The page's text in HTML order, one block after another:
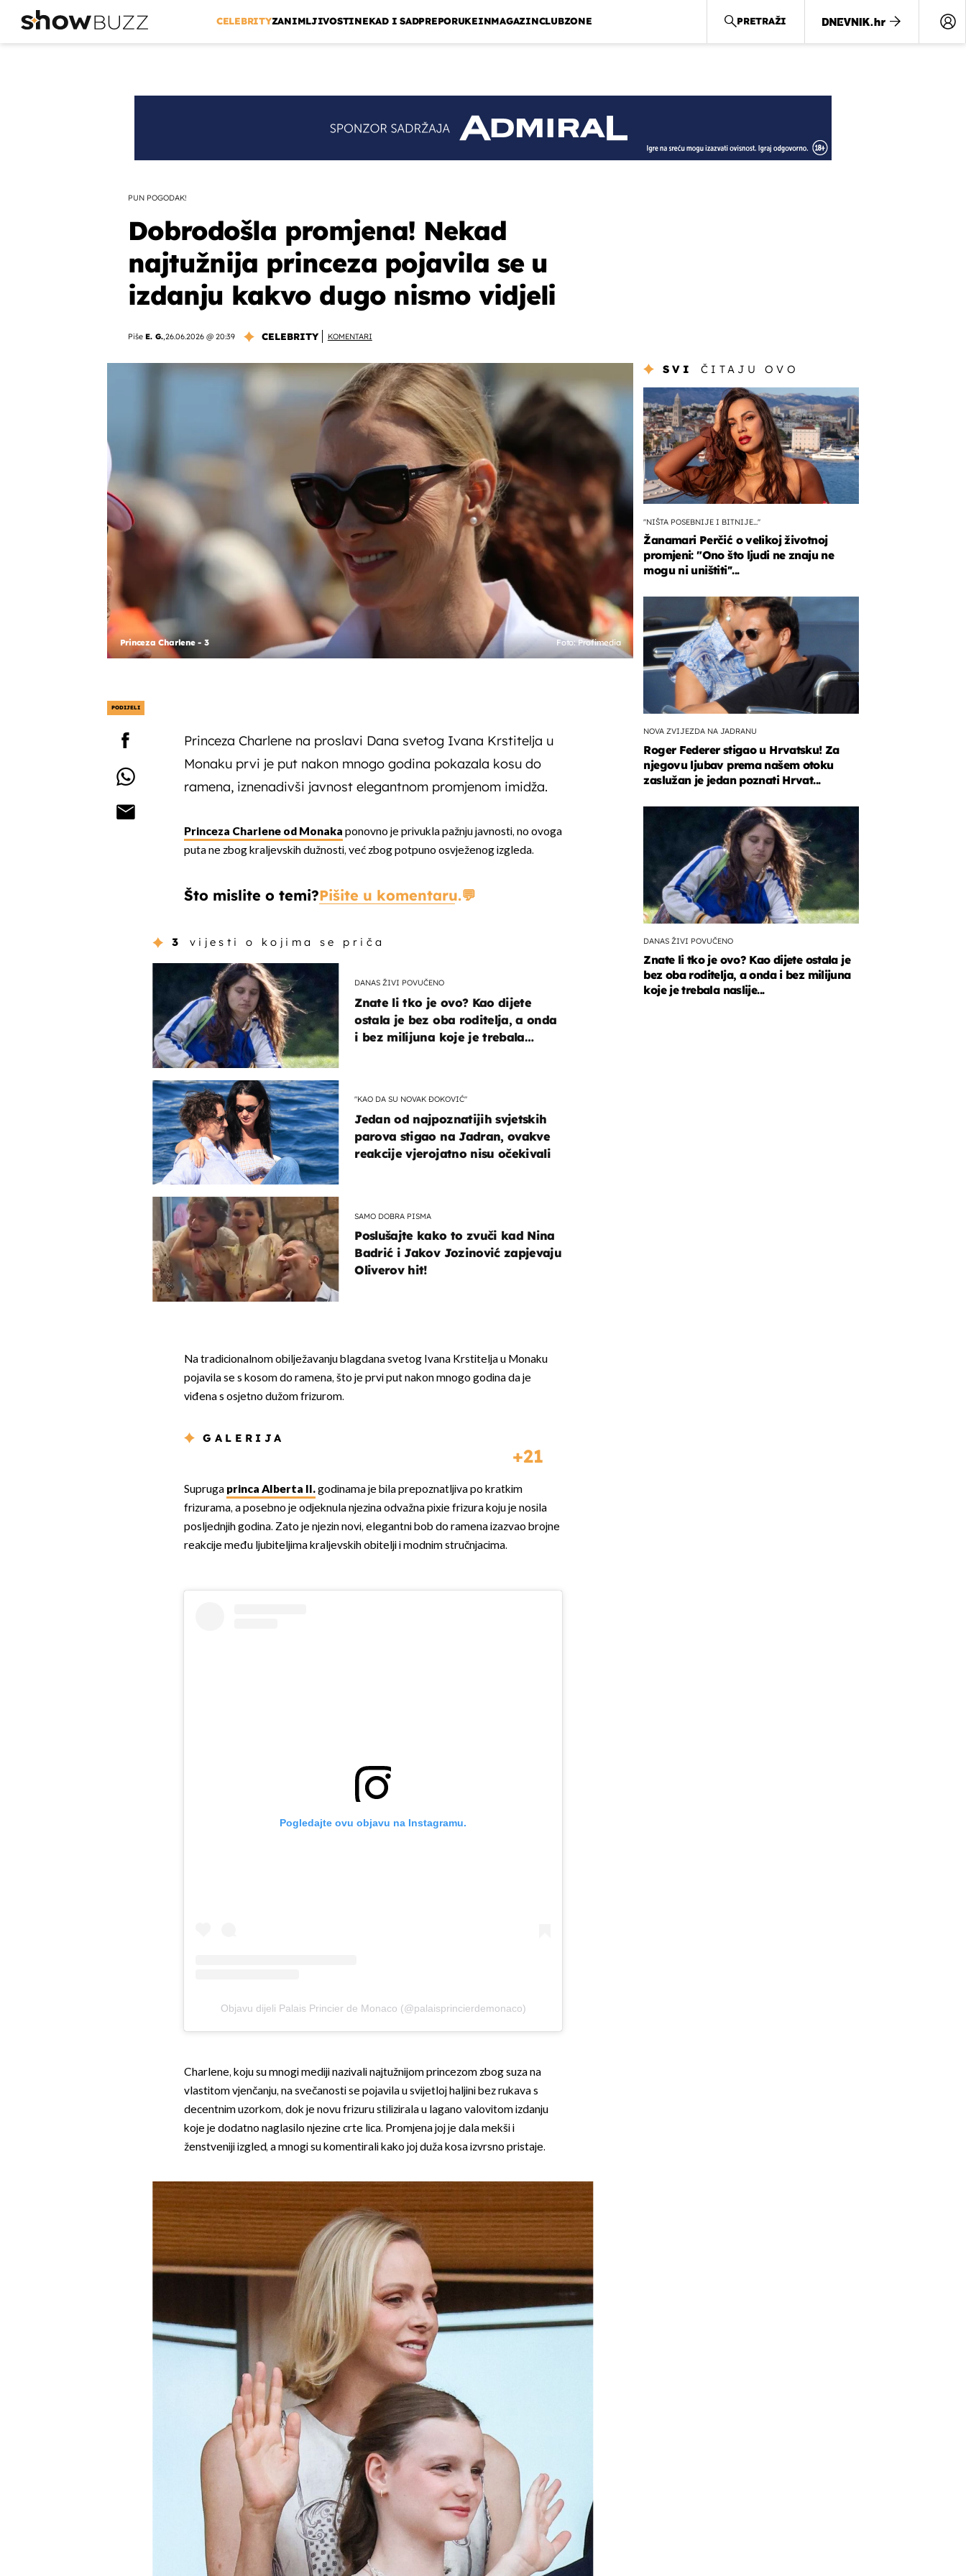
CELEBRITYZANIMLJIVOSTINEKAD I SADPREPORUKEINMAGAZINCLUBZONE PRETRAŽI
PUN POGODAK!
Dobrodošla promjena! Nekad
najtužnija princeza pojavila se u
izdanju kakvo dugo nismo vidjeli
Piše E. G.,26.06.2026 @ 20:39 CELEBRITY KOMENTARI
Princeza Charlene - 3 Foto: Profimedia
PODIJELI
Princeza Charlene na proslavi Dana svetog Ivana Krstitelja u
Monaku prvi je put nakon mnogo godina pokazala kosu do
ramena, iznenadivši javnost elegantnom promjenom imidža.
Princeza Charlene od Monaka ponovno je privukla pažnju javnosti, no ovoga
puta ne zbog kraljevskih dužnosti, već zbog potpuno osvježenog izgleda.
Što mislite o temi?Pišite u komentaru.
3 vijesti o kojima se priča
DANAS ŽIVI POVUČENO
Znate li tko je ovo? Kao dijete
ostala je bez oba roditelja, a onda
i bez milijuna koje je trebala
"KAO DA SU NOVAK ĐOKOVIĆ"
Jedan od najpoznatijih svjetskih
parova stigao na Jadran, ovakve
reakcije vjerojatno nisu očekivali
SAMO DOBRA PISMA
Poslušajte kako to zvuči kad Nina
Badrić i Jakov Jozinović zapjevaju
Oliverov hit!
Na tradicionalnom obilježavanju blagdana svetog Ivana Krstitelja u Monaku
pojavila se s kosom do ramena, što je prvi put nakon mnogo godina da je
viđena s osjetno dužom frizurom.
GALERIJA
21
Supruga princa Alberta II.godinama je bila prepoznatljiva po kratkim
frizurama, a posebno je odjeknula njezina odvažna pixie frizura koju je nosila
posljednjih godina. Zato je njezin novi, elegantni bob do ramena izazvao brojne
reakcije među ljubiteljima kraljevskih obitelji i modnim stručnjacima.
Pogledajte ovu objavu na Instagramu.
Objavu dijeli Palais Princier de Monaco (@palaisprincierdemonaco)
Charlene, koju su mnogi mediji nazivali najtužnijom princezom zbog suza na
vlastitom vjenčanju, na svečanosti se pojavila u svijetloj haljini bez rukava s
decentnim uzorkom, dok je novu frizuru stilizirala u lagano valovitom izdanju
koje je dodatno naglasilo njezine crte lica. Promjena joj je dala mekši i
ženstveniji izgled, a mnogi su komentirali kako joj duža kosa izvrsno pristaje.
SVI ČITAJU OVO
''NIŠTA POSEBNIJE I BITNIJE...''
Žanamari Perčić o velikoj životnoj
promjeni: "Ono što ljudi ne znaju ne
mogu ni uništiti''...
NOVA ZVIJEZDA NA JADRANU
Roger Federer stigao u Hrvatsku! Za
njegovu ljubav prema našem otoku
zaslužan je jedan poznati Hrvat...
DANAS ŽIVI POVUČENO
Znate li tko je ovo? Kao dijete ostala je
bez oba roditelja, a onda i bez milijuna
koje je trebala naslije...